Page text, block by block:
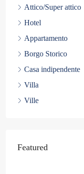
Attico/Super attico
Hotel
Appartamento
Borgo Storico
Casa indipendente
Villa
Ville
Featured